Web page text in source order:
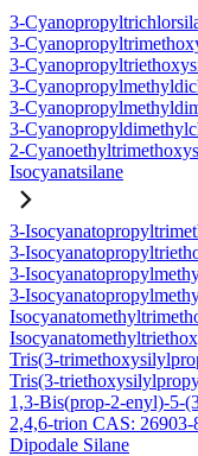
3-
3-
3-
3-
3-
3-
2-
Isocyanatsilane
3-
3-
3-
3-
Tris(3-
Tris(3-
1,3-Bis(prop-2-enyl)-5-
2,4,6-trion CAS: 26903-
Dipodale Silane